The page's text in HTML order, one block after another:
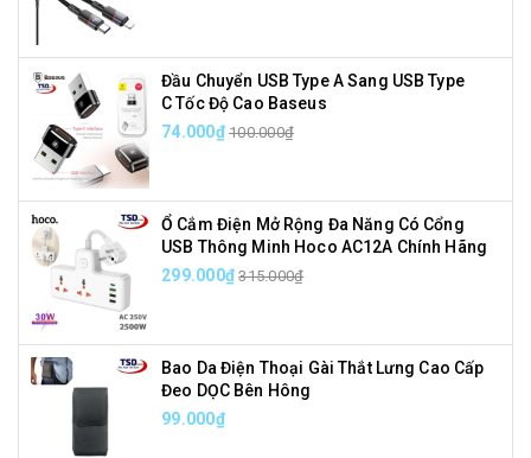
Đầu Chuyển USB Type A Sang USB Type
C Tốc Độ Cao Baseus
74.000₫ 100.000₫
Ổ Cắm Điện Mở Rộng Đa Năng Có Cổng
USB Thông Minh Hoco AC12A Chính Hãng
299.000₫ 315.000₫
Bao Da Điện Thoại Gài Thắt Lưng Cao Cấp
Đeo DỌC Bên Hông
99.000₫